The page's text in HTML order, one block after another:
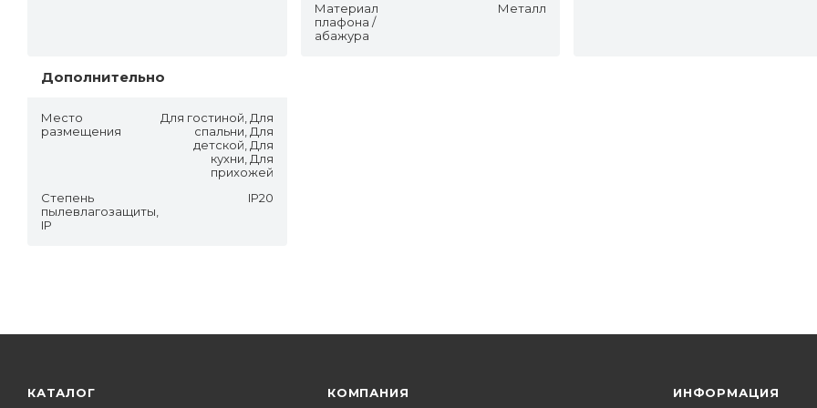
Материал
плафона /
абажура
Металл
Дополнительно
Место
размещения
Для гостиной, Для
спальни, Для
детской, Для
кухни, Для
прихожей
Степень
пылевлагозащиты,
IP
IP20
КАТАЛОГ КОМПАНИЯ ИНФОРМАЦИЯ